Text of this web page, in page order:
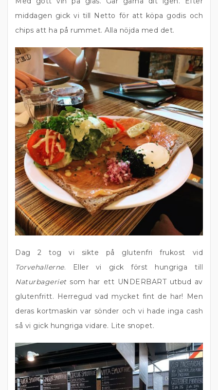
middagen gick vi till Netto för att köpa godis och
chips att ha på rummet. Alla nöjda med det.
Dag 2 tog vi sikte på glutenfri frukost vid
Torvehallerne. Eller vi gick först hungriga till
Naturbagerietsom har ett UNDERBART utbud av
glutenfritt. Herregud vad mycket fint de har! Men
deras kortmaskin var sönder och vi hade inga cash
så vi gick hungriga vidare. Lite snopet.